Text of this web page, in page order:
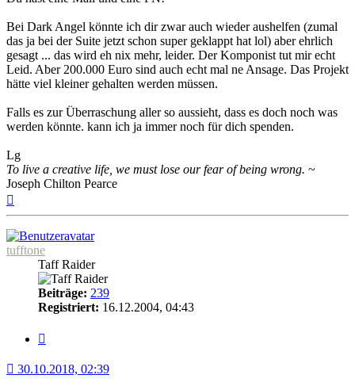
Bei Dark Angel könnte ich dir zwar auch wieder aushelfen (zumal
das ja bei der Suite jetzt schon super geklappt hat lol) aber ehrlich
gesagt ... das wird eh nix mehr, leider. Der Komponist tut mir echt
Leid. Aber 200.000 Euro sind auch echt mal ne Ansage. Das Projekt
hätte viel kleiner gehalten werden müssen.
Falls es zur Überraschung aller so aussieht, dass es doch noch was
werden könnte. kann ich ja immer noch für dich spenden.
Lg
To live a creative life, we must lose our fear of being wrong. ~
Joseph Chilton Pearce
oben
tufftone
Taff Raider
Beiträge: 239
Registriert: 16.12.2004, 04:43
30.10.2018, 02:39